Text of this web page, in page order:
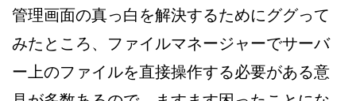
管理画面の真っ白を解決するためにググって
みたところ、ファイルマネージャーでサーバ
ー上のファイルを直接操作する必要がある意